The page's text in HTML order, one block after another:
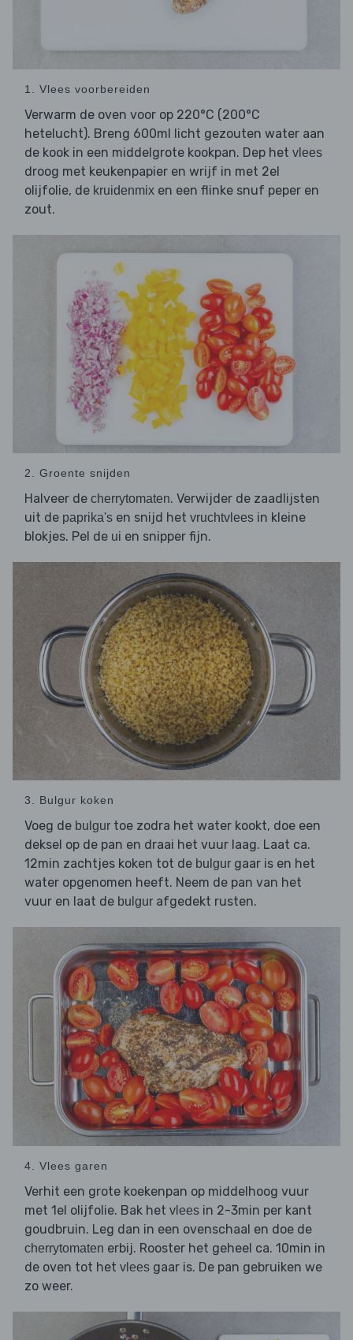
1. Vlees voorbereiden
Verwarm de oven voor op 220°C (200°C
hetelucht). Breng 600ml licht gezouten water aan
de kook in een middelgrote kookpan. Dep het vlees
droog met keukenpapier en wrijf in met 2el
olijfolie, de kruidenmix en een flinke snuf peper en
zout.
2. Groente snijden
Halveer de cherrytomaten. Verwijder de zaadlijsten
uit de paprika's en snijd het vruchtvlees in kleine
blokjes. Pel de ui en snipper fijn.
3. Bulgur koken
Voeg de bulgur toe zodra het water kookt, doe een
deksel op de pan en draai het vuur laag. Laat ca.
12min zachtjes koken tot de bulgur gaar is en het
water opgenomen heeft. Neem de pan van het
vuur en laat de bulgur afgedekt rusten.
4. Vlees garen
Verhit een grote koekenpan op middelhoog vuur
met 1el olijfolie. Bak het vlees in 2-3min per kant
goudbruin. Leg dan in een ovenschaal en doe de
cherrytomaten erbij. Rooster het geheel ca. 10min in
de oven tot het vlees gaar is. De pan gebruiken we
zo weer.